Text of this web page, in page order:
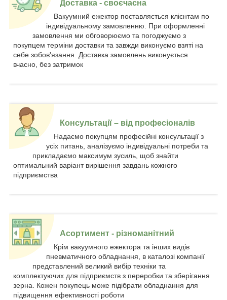
Доставка - своєчасна
Вакуумний ежектор поставляється клієнтам по
індивідуальному замовленню. При оформленні
замовлення ми обговорюємо та погоджуємо з
покупцем терміни доставки та завжди виконуємо взяті на
себе зобов'язання. Доставка замовлень виконується
вчасно, без затримок
Консультації – від професіоналів
Надаємо покупцям професійні консультації з
усіх питань, аналізуємо індивідуальні потреби та
прикладаємо максимум зусиль, щоб знайти
оптимальний варіант вирішення завдань кожного
підприємства
Асортимент - різноманітний
Крім вакуумного ежектора та інших видів
пневматичного обладнання, в каталозі компанії
представлений великий вибір техніки та
комплектуючих для підприємств з переробки та зберігання
зерна. Кожен покупець може підібрати обладнання для
підвищення ефективності роботи